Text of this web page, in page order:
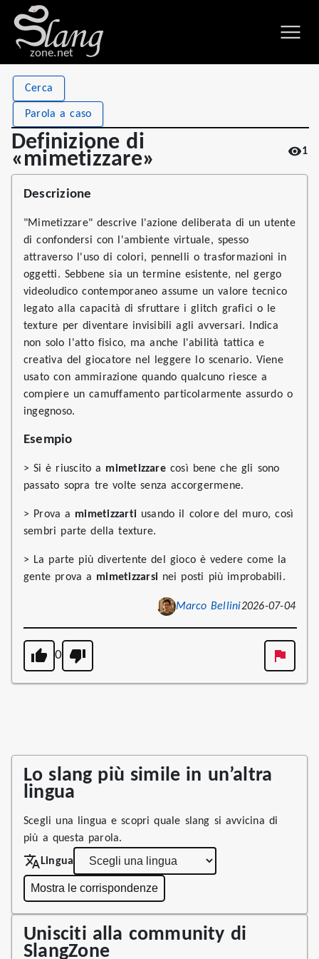
zone.net
Cerca
Parola a caso
Definizione di
«mimetizzare» 1
Definizione di «mimetizzare»
Stat
Views
Definitions 1
First seen
2026
Descrizione
"Mimetizzare" descrive l'azione deliberata di un utente
di confondersi con l'ambiente virtuale, spesso
attraverso l'uso di colori, pennelli o trasformazioni in
oggetti. Sebbene sia un termine esistente, nel gergo
videoludico contemporaneo assume un valore tecnico
legato alla capacità di sfruttare i glitch grafici o le
texture per diventare invisibili agli avversari. Indica
non solo l'atto fisico, ma anche l'abilità tattica e
creativa del giocatore nel leggere lo scenario. Viene
usato con ammirazione quando qualcuno riesce a
compiere un camuffamento particolarmente assurdo o
ingegnoso.
Esempio
> Si è riuscito a mimetizzarecosì bene che gli sono
passato sopra tre volte senza accorgermene.
> Prova a mimetizzarti usando il colore del muro, così
sembri parte della texture.
> La parte più divertente del gioco è vedere come la
gente prova a mimetizzarsi nei posti più improbabili.
Marco Bellini2026-07-04
0
Lo slang più simile in un’altra
lingua
Scegli una lingua e scopri quale slang si avvicina di
più a questa parola.
Lingua
Mostra le corrispondenze
Unisciti alla community di
SlangZone